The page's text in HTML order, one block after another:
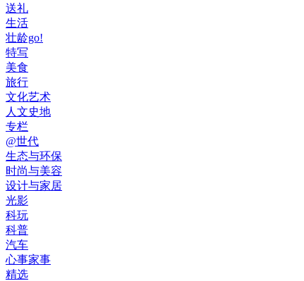
送礼
生活
壮龄go!
特写
美食
旅行
文化艺术
人文史地
专栏
@世代
生态与环保
时尚与美容
设计与家居
光影
科玩
科普
汽车
心事家事
精选